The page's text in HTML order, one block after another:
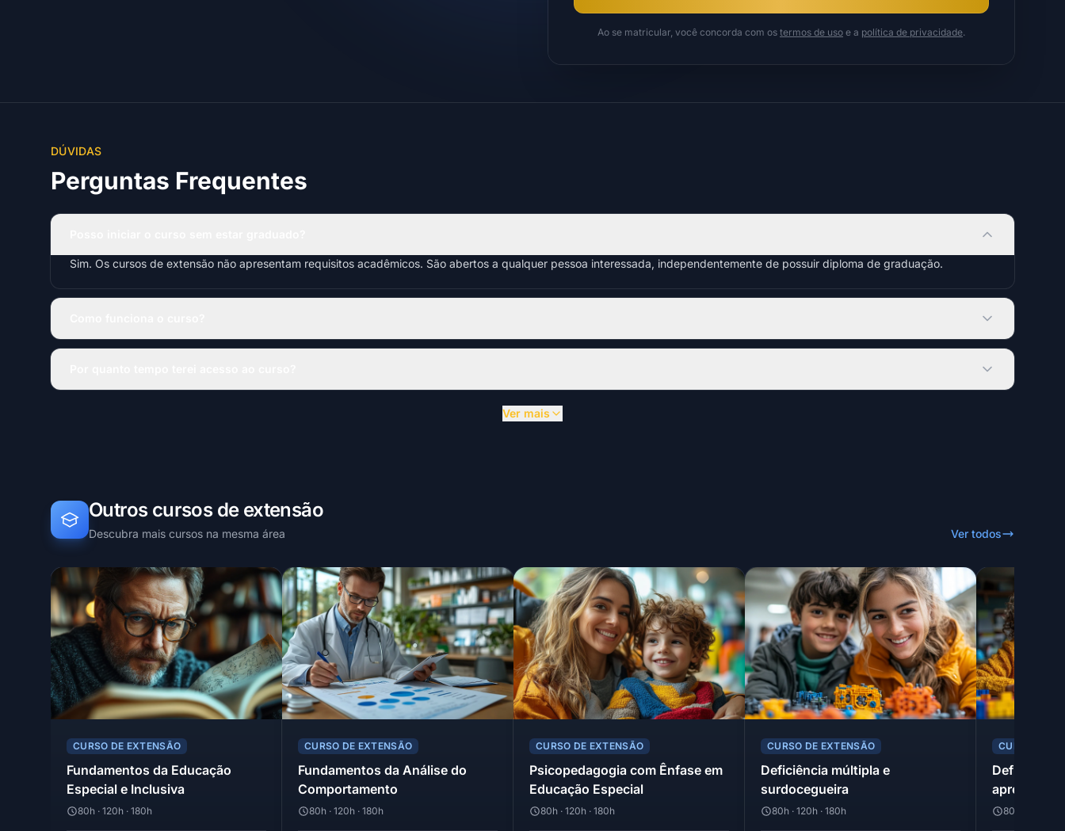
Ao se matricular, você concorda com os termos de uso e a política de privacidade.
DÚVIDAS
Perguntas Frequentes
Sim. Os cursos de extensão não apresentam requisitos acadêmicos. São abertos a qualquer pessoa interessada, independentemente de possuir diploma de graduação.
Ver mais
Outros cursos de extensão
Descubra mais cursos na mesma área Ver todos
CURSO DE EXTENSÃO
Fundamentos da Educação
Especial e Inclusiva
80h · 120h · 180h
CURSO DE EXTENSÃO
Fundamentos da Análise do
Comportamento
80h · 120h · 180h
CURSO DE EXTENSÃO
Psicopedagogia com Ênfase em
Educação Especial
80h · 120h · 180h
CURSO DE EXTENSÃO
Deficiência múltipla e
surdocegueira
80h · 120h · 180h
CURSO DE
Deficiência
80h · 120h ·